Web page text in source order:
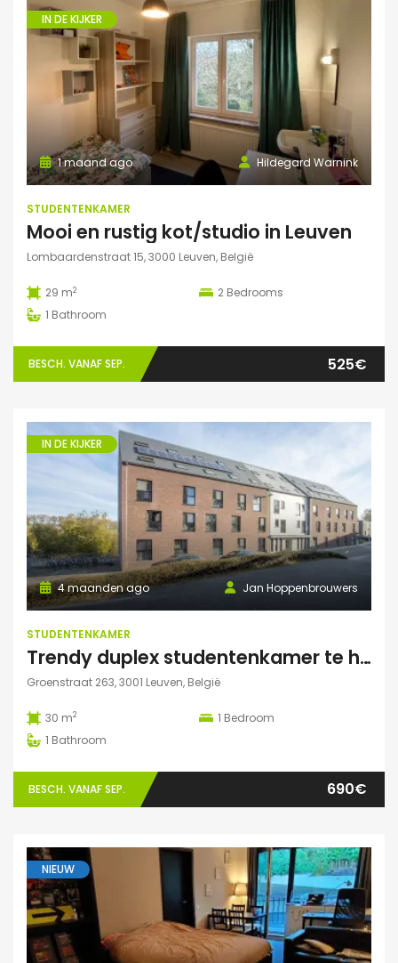
IN DE KIJKER
Hildegard Warnink
1 maand ago
STUDENTENKAMER
Mooi en rustig kot/studio in Leuven
Lombaardenstraat 15, 3000 Leuven, België
29 m2 2 Bedrooms
1 Bathroom
BESCH. VANAF SEP. 525€
IN DE KIJKER
Jan Hoppenbrouwers
4 maanden ago
STUDENTENKAMER
Trendy duplex studentenkamer te huur met grote zonnige tuin, grote polyvalente ruimte (chillen, spelletjes…) en fietsenberging
Groenstraat 263, 3001 Leuven, België
30 m2 1 Bedroom
1 Bathroom
BESCH. VANAF SEP. 690€
NIEUW